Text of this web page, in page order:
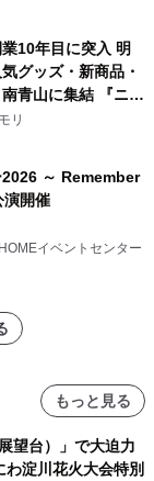
10年目に突入 明
グッズ・新商品・
青山に集結 『ニジ
ストア in Annex
リ
～ Remember
開催
イベントセンター
もっと見る
望台）」で大迫力
淀川花火大会特別